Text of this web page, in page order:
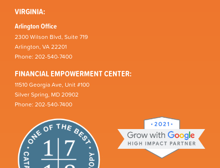
VIRGINIA:
Arlington Office
2300 Wilson Blvd, Suite 719
Arlington, VA 22201
Phone: 202-540-7400
FINANCIAL EMPOWERMENT CENTER:
11510 Georgia Ave, Unit #100
Silver Spring, MD 20902
Phone: 202-540-7400